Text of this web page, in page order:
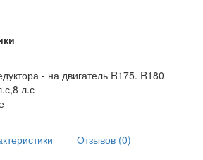
- на двигатель R175. R180
л.с
Отзывов (0)